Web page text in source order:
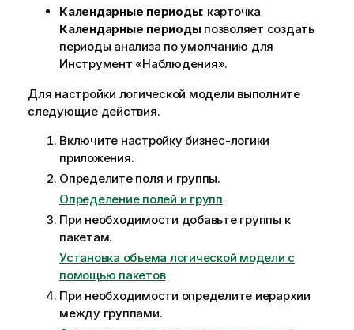
Календарные периоды: карточка
Календарные периодыпозволяет создать
периоды анализа по умолчанию для
Инструмент «Наблюдения».
Для настройки логической модели выполните
следующие действия.
Включите настройку бизнес-логики
приложения.
Определите поля и группы.
Определение полей и групп
При необходимости добавьте группы к
пакетам.
Установка объема логической модели с
помощью пакетов
При необходимости определите иерархии
между группами.